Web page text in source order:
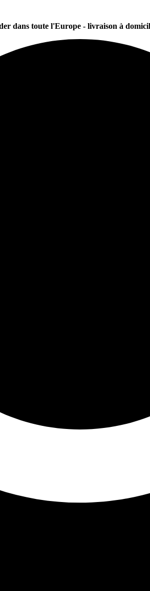
dans toute l'Europe - livraison à